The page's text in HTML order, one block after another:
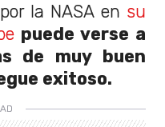
la NASA en su
puede verse a
de muy buen
exitoso.